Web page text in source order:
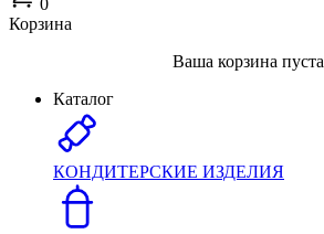
0
Корзина
Ваша корзина пуста
Каталог
КОНДИТЕРСКИЕ ИЗДЕЛИЯ